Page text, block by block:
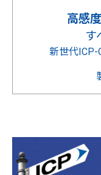
高感
す
新世代ICP-